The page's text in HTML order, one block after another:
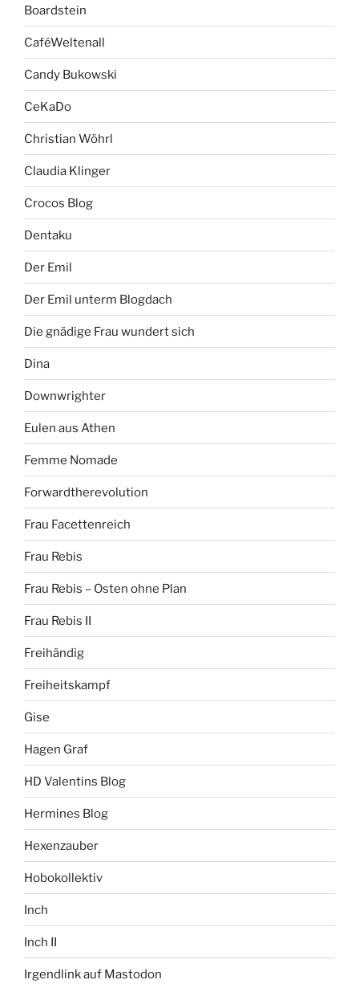
Boardstein
CaféWeltenall
Candy Bukowski
CeKaDo
Christian Wöhrl
Claudia Klinger
Crocos Blog
Dentaku
Der Emil
Der Emil unterm Blogdach
Die gnädige Frau wundert sich
Dina
Downwrighter
Eulen aus Athen
Femme Nomade
Forwardtherevolution
Frau Facettenreich
Frau Rebis
Frau Rebis – Osten ohne Plan
Frau Rebis II
Freihändig
Freiheitskampf
Gise
Hagen Graf
HD Valentins Blog
Hermines Blog
Hexenzauber
Hobokollektiv
Inch
Inch II
Irgendlink auf Mastodon